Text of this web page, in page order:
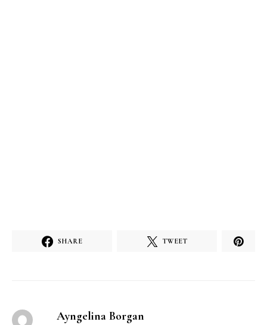
SHARE TWEET
Ayngelina Borgan